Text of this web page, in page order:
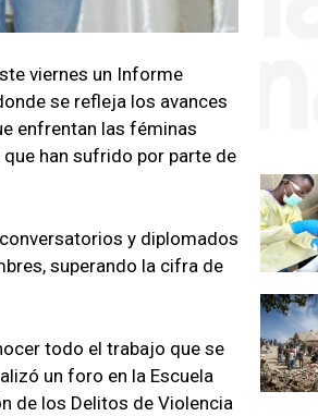
viernes un Informe
se refleja los avances
enfrentan las féminas
han sufrido por parte de
y diplomados
superando la cifra de
todo el trabajo que se
un foro en la Escuela
de los Delitos de Violencia